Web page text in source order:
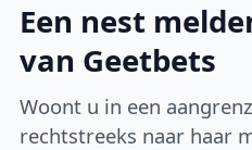
Een nest
van Geetbets
Woont u in een
rechtstreeks naar haar